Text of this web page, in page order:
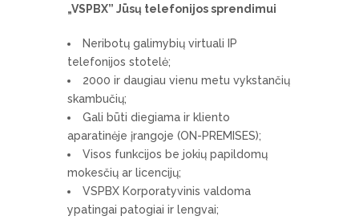
„VSPBX” Jūsų telefonijos sprendimui
Neribotų galimybių virtuali IP
telefonijos stotelė;
2000 ir daugiau vienu metu vykstančių
skambučių;
Gali būti diegiama ir kliento
aparatinėje įrangoje (ON-PREMISES);
Visos funkcijos be jokių papildomų
mokesčių ar licencijų;
VSPBX Korporatyvinis valdoma
ypatingai patogiai ir lengvai;